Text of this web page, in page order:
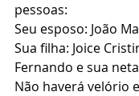
pessoas:
Seu esposo: João
Sua filha: Joice
Fernando e sua
Não haverá velório